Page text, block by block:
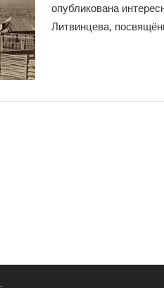
опубликована
Литвинцева,